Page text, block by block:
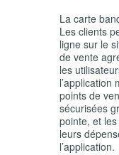
La carte
Les clients
ligne sur le
de vente
les
l’application
points de
sécurisées
pointe, et
leurs
l’application.